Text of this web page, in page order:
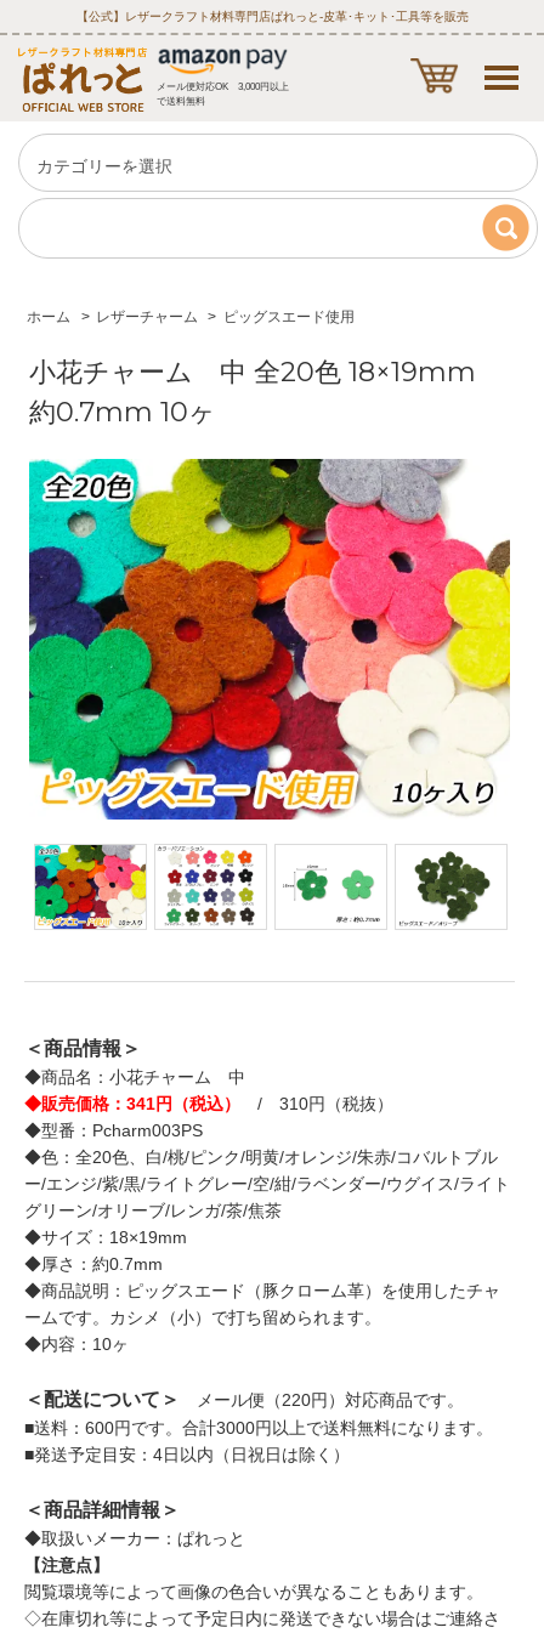
【公式】レザークラフト材料専門店ぱれっと‐皮革･キット･工具等を販売
メール便対応OK 3,000円以上
で送料無料
ホーム > レザーチャーム > ピッグスエード使用
小花チャーム 中 全20色 18×19mm
約0.7mm 10ヶ
＜商品情報＞
◆商品名：小花チャーム 中
◆販売価格：341円（税込）
/ 310円（税抜）
◆型番：Pcharm003PS
◆色：全20色、白/桃/ピンク/明黄/オレンジ/朱赤/コバルトブル
ー/エンジ/紫/黒/ライトグレー/空/紺/ラベンダー/ウグイス/ライト
グリーン/オリーブ/レンガ/茶/焦茶
◆サイズ：18×19mm
◆厚さ：約0.7mm
◆商品説明：ピッグスエード（豚クローム革）を使用したチャ
ームです。カシメ（小）で打ち留められます。
◆内容：10ヶ
＜配送について＞
メール便（220円）対応商品です。
■送料：600円です。合計3000円以上で送料無料になります。
■発送予定目安：4日以内（日祝日は除く）
＜商品詳細情報＞
◆取扱いメーカー：ぱれっと
【注意点】
閲覧環境等によって画像の色合いが異なることもあります。
◇在庫切れ等によって予定日内に発送できない場合はご連絡さ